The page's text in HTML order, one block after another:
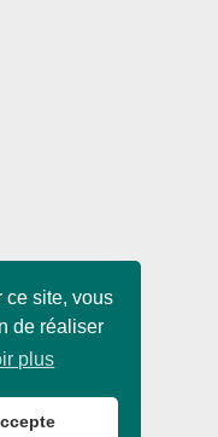
ce site, vous
de réaliser
plus